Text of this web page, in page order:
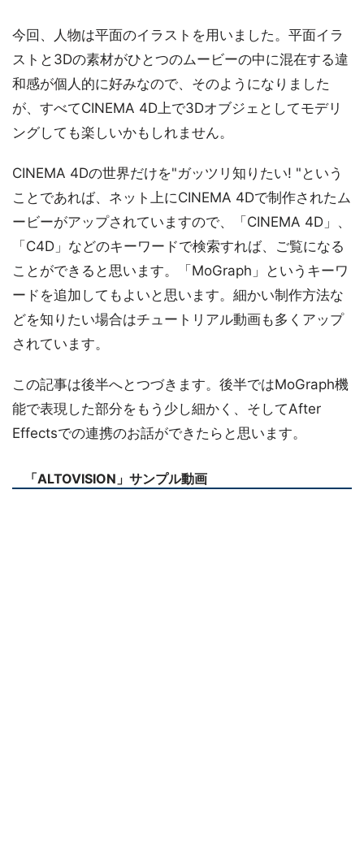
今回、人物は平面のイラストを用いました。平面イラ
ストと3Dの素材がひとつのムービーの中に混在する違
和感が個人的に好みなので、そのようになりました
が、すべてCINEMA 4D上で3Dオブジェとしてモデリ
ングしても楽しいかもしれません。
CINEMA 4Dの世界だけを"ガッツリ知りたい! "という
ことであれば、ネット上にCINEMA 4Dで制作されたム
ービーがアップされていますので、「CINEMA 4D」、
「C4D」などのキーワードで検索すれば、ご覧になる
ことができると思います。「MoGraph」というキーワ
ードを追加してもよいと思います。細かい制作方法な
どを知りたい場合はチュートリアル動画も多くアップ
されています。
この記事は後半へとつづきます。後半ではMoGraph機
能で表現した部分をもう少し細かく、そしてAfter
Effectsでの連携のお話ができたらと思います。
「ALTOVISION」サンプル動画